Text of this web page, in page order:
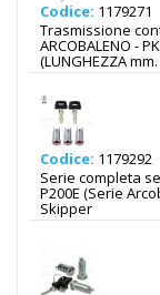
Codice: 1179271
Trasmissione
ARCOBALENO -
(LUNGHEZZA
Codice: 1179292
Serie completa
P200E (Serie
Skipper